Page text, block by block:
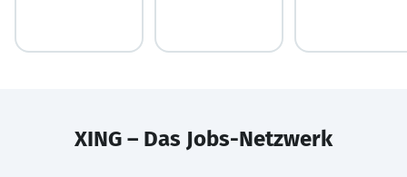
XING – Das Jobs-Netzwerk